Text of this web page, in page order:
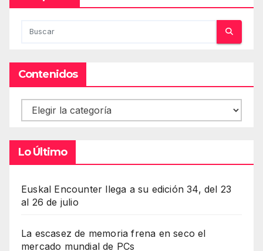
Contenidos
Contenidos
Lo Último
Euskal Encounter llega a su edición 34, del 23
al 26 de julio
La escasez de memoria frena en seco el
mercado mundial de PCs